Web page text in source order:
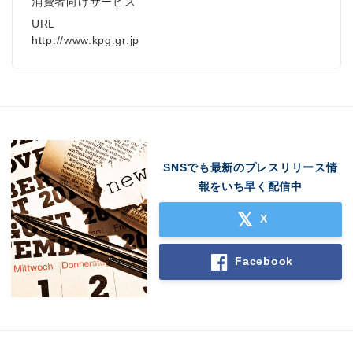
URL
http://www.kpg.gr.jp
SNSでも最新のプレスリリース情
報をいち早く配信中
X
Facebook